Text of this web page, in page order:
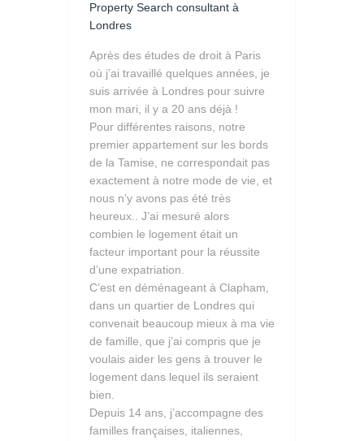
Property Search consultant à
Londres
Après des études de droit à Paris
où j’ai travaillé quelques années, je
suis arrivée à Londres pour suivre
mon mari, il y a 20 ans déjà !
Pour différentes raisons, notre
premier appartement sur les bords
de la Tamise, ne correspondait pas
exactement à notre mode de vie, et
nous n’y avons pas été très
heureux.. J’ai mesuré alors
combien le logement était un
facteur important pour la réussite
d’une expatriation.
C’est en déménageant à Clapham,
dans un quartier de Londres qui
convenait beaucoup mieux à ma vie
de famille, que j’ai compris que je
voulais aider les gens à trouver le
logement dans lequel ils seraient
bien.
Depuis 14 ans, j’accompagne des
familles françaises, italiennes,